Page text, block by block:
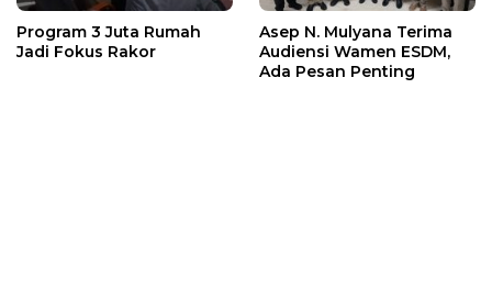
Program 3 Juta Rumah
Jadi Fokus Rakor
Asep N. Mulyana Terima
Audiensi Wamen ESDM,
Ada Pesan Penting